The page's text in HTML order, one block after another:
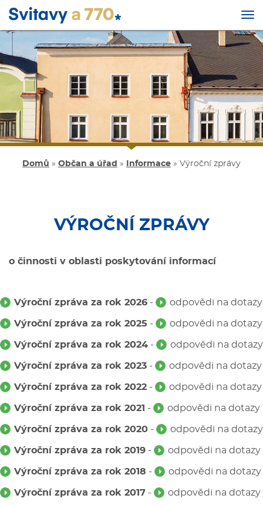
k
hlavnímu
obsahu
Domů » Občan a úřad » Informace » Výroční zprávy
VÝROČNÍ ZPRÁVY
o činnosti v oblasti poskytování informací
Výroční zpráva za rok 2026 - odpovědi na dotazy
Výroční zpráva za rok 2025 - odpovědi na dotazy
Výroční zpráva za rok 2024 - odpovědi na dotazy
Výroční zpráva za rok 2023 - odpovědi na dotazy
Výroční zpráva za rok 2022 - odpovědi na dotazy
Výroční zpráva za rok 2021 - odpovědi na dotazy
Výroční zpráva za rok 2020 - odpovědi na dotazy
Výroční zpráva za rok 2019 - odpovědi na dotazy
Výroční zpráva za rok 2018 - odpovědi na dotazy
Výroční zpráva za rok 2017 - odpovědi na dotazy